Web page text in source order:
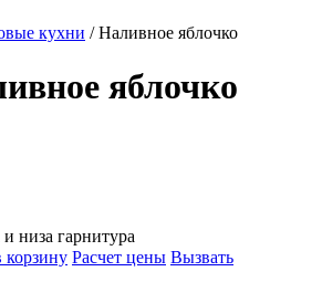
кухни / Наливное яблочко
яблочко
низа гарнитура
корзину Расчет цены Вызвать